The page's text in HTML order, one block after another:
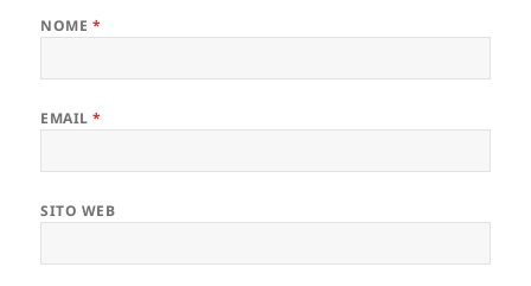
NOME *
EMAIL*
SITO WEB